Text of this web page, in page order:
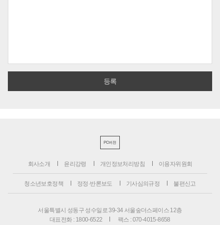
PC버전
회사소개 윤리강령 개인정보처리방침 이용자위원회
청소년보호정책 정정·반론보도 기사심의규정 불편신고
서울특별시 성동구 성수일로 39-34 서울숲더스페이스 12층
대표전화 : 1800-6522
팩스 : 070-4015-8658